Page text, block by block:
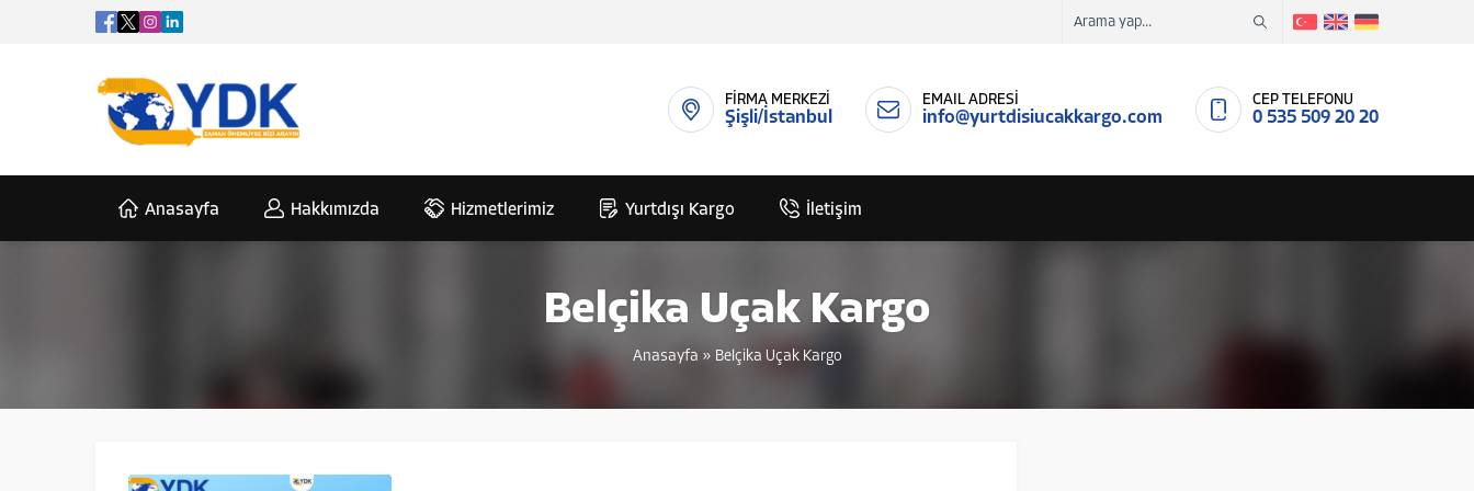
FİRMA MERKEZİ
Şişli/İstanbul
EMAIL ADRESİ
info@yurtdisiucakkargo.com
CEP TELEFONU
0 535 509 20 20
Anasayfa Hakkımızda Hizmetlerimiz Yurtdışı Kargo İletişim
Belçika Uçak Kargo
Anasayfa » Belçika Uçak Kargo